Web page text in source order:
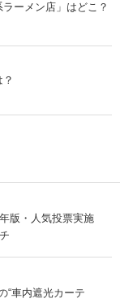
ーメン店」はどこ？
版・人気投票実施
“車内遮光カーテ